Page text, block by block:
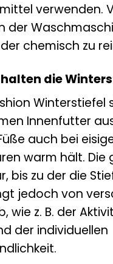
verwenden.
der
chemisch zu
die
Winterstiefel
Innenfutter
auch bei
warm hält. Die
bis zu der die
jedoch von
wie z. B. der
der individuellen